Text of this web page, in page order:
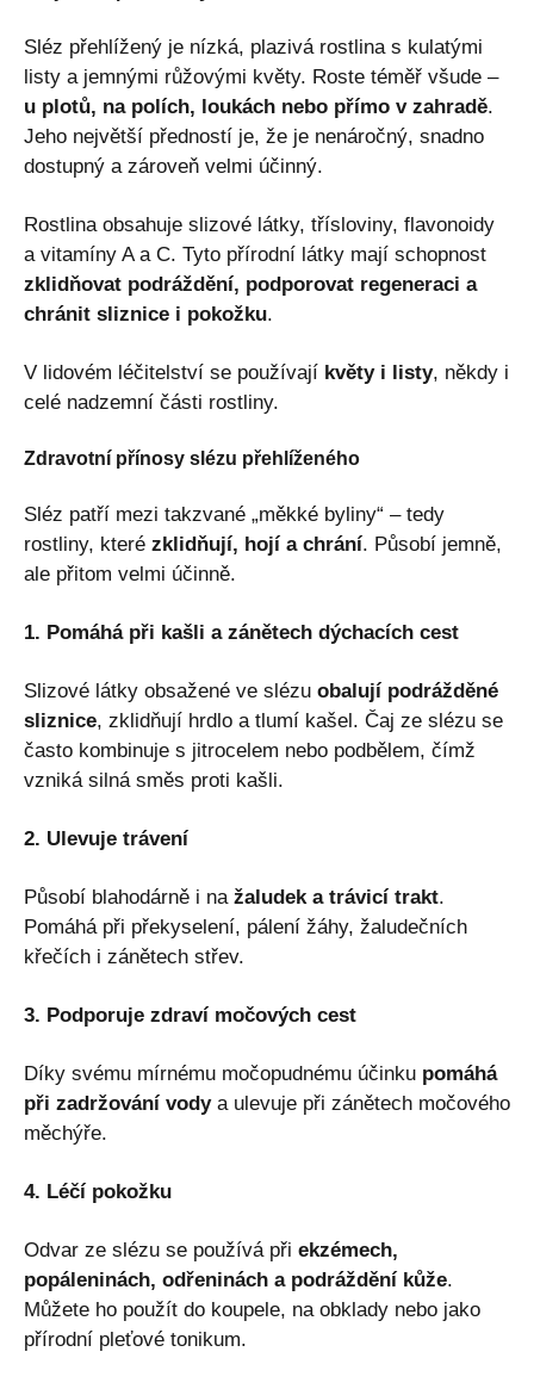
Sléz přehlížený je nízká, plazivá rostlina s kulatými
listy a jemnými růžovými květy. Roste téměř všude –
u plotů, na polích, loukách nebo přímo v zahradě.
Jeho největší předností je, že je nenáročný, snadno
dostupný a zároveň velmi účinný.
Rostlina obsahuje slizové látky, třísloviny, flavonoidy
a vitamíny A a C. Tyto přírodní látky mají schopnost
zklidňovat podráždění, podporovat regeneraci a
chránit sliznice i pokožku.
V lidovém léčitelství se používají květy i listy, někdy i
celé nadzemní části rostliny.
Zdravotní přínosy slézu přehlíženého
Sléz patří mezi takzvané „měkké byliny“ – tedy
rostliny, které zklidňují, hojí a chrání. Působí jemně,
ale přitom velmi účinně.
1. Pomáhá při kašli a zánětech dýchacích cest
Slizové látky obsažené ve slézu obalují podrážděné
sliznice, zklidňují hrdlo a tlumí kašel. Čaj ze slézu se
často kombinuje s jitrocelem nebo podbělem, čímž
vzniká silná směs proti kašli.
2. Ulevuje trávení
Působí blahodárně i na žaludek a trávicí trakt.
Pomáhá při překyselení, pálení žáhy, žaludečních
křečích i zánětech střev.
3. Podporuje zdraví močových cest
Díky svému mírnému močopudnému účinku pomáhá
při zadržování vodya ulevuje při zánětech močového
měchýře.
4. Léčí pokožku
Odvar ze slézu se používá při ekzémech,
popáleninách, odřeninách a podráždění kůže.
Můžete ho použít do koupele, na obklady nebo jako
přírodní pleťové tonikum.